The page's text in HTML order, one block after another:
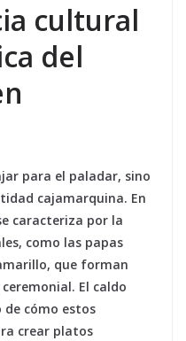
cultural
del
para el paladar, sino
cajamarquina. En
caracteriza por la
como las papas
que forman
El caldo
de cómo estos
crear platos